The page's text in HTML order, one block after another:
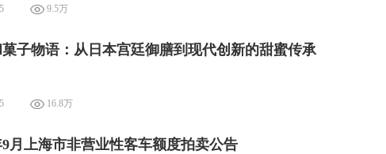
9.5万
菓子物语：从日本宫廷御膳到现代创新的甜蜜传承
16.8万
9月上海市非营业性客车额度拍卖公告